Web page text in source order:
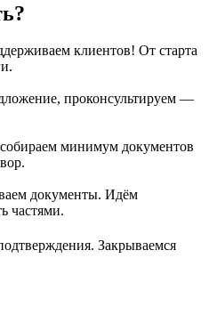
клиентов! От старта
проконсультируем —
минимум документов
документы. Идём
частями.
Закрываемся